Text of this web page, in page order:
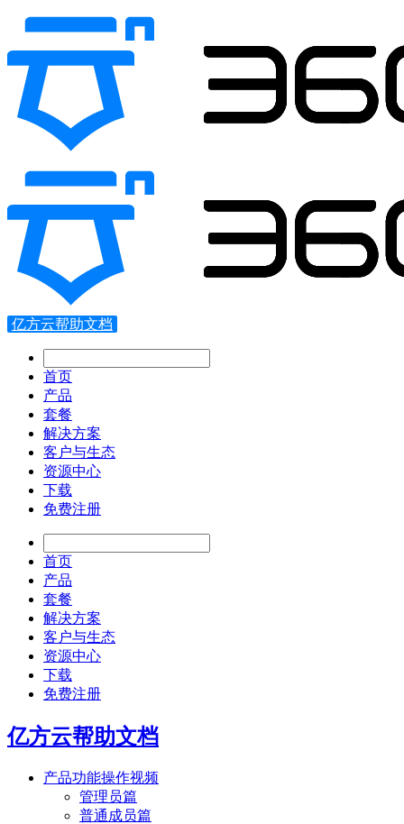
亿方云帮助文档
首页
产品
套餐
解决方案
客户与生态
资源中心
下载
免费注册
首页
产品
套餐
解决方案
客户与生态
资源中心
下载
免费注册
亿方云帮助文档
产品功能操作视频
管理员篇
普通成员篇